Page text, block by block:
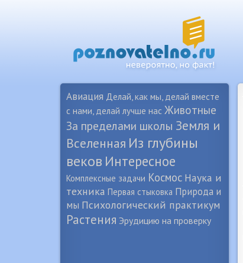
Авиация Делай, как мы, делай вместе
с нами, делай лучше нас Животные
За пределами школы Земля и
Вселенная Из глубины
веков Интересное
Комплексные задачи Космос Наука и
техника Первая стыковка Природа и
мы Психологический практикум
Растения Эрудицию на проверку